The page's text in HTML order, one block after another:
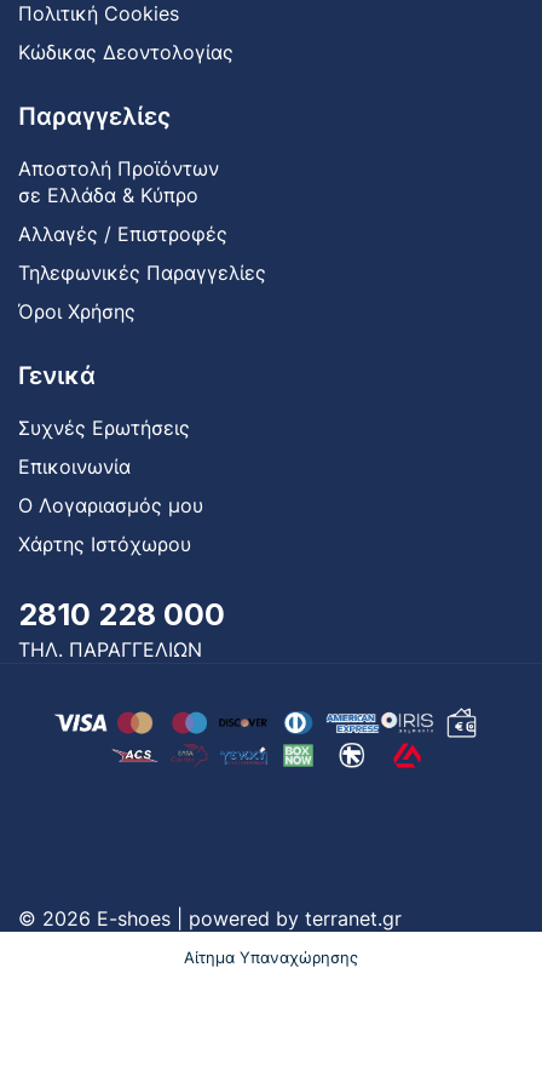
Πολιτική Cookies
Κώδικας Δεοντολογίας
Παραγγελίες
Αποστολή Προϊόντων
σε Ελλάδα & Κύπρο
Αλλαγές / Επιστροφές
Τηλεφωνικές Παραγγελίες
Όροι Χρήσης
Γενικά
Συχνές Ερωτήσεις
Επικοινωνία
Ο Λογαριασμός μου
Χάρτης Ιστόχωρου
2810 228 000
ΤΗΛ. ΠΑΡΑΓΓΕΛΙΩΝ
© 2026 E-shoes | powered by terranet.gr
Αίτημα Υπαναχώρησης